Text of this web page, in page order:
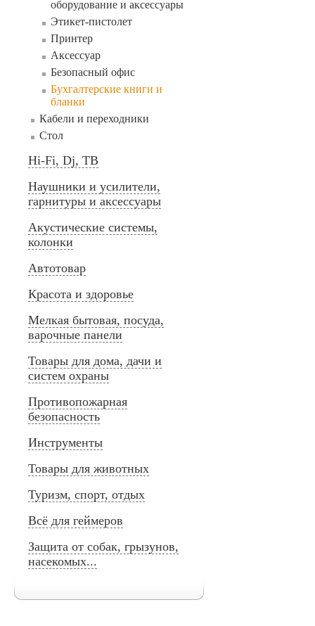
оборудование и аксессуары
Этикет-пистолет
Принтер
Аксессуар
Безопасный офис
Бухгалтерские книги и
бланки
Кабели и переходники
Стол
Hi-Fi, Dj, ТВ
Наушники и усилители,
гарнитуры и аксессуары
Акустические системы,
колонки
Автотовар
Красота и здоровье
Мелкая бытовая, посуда,
варочные панели
Товары для дома, дачи и
систем охраны
Противопожарная
безопасность
Инструменты
Товары для животных
Туризм, спорт, отдых
Всё для геймеров
Защита от собак, грызунов,
насекомых...